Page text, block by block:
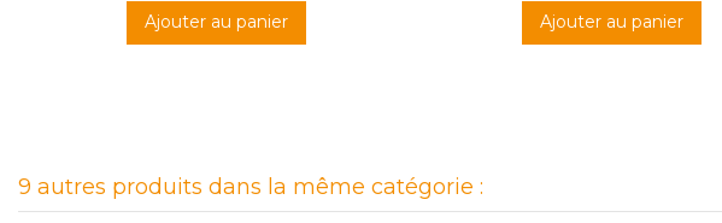
Ajouter au panier
Ajouter au panier
9 autres produits dans la même catégorie :